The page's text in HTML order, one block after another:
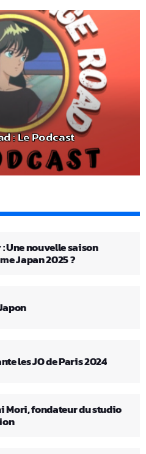
: Le Podcast
Une nouvelle saison
Japan 2025 ?
les JO de Paris 2024
Mori, fondateur du studio